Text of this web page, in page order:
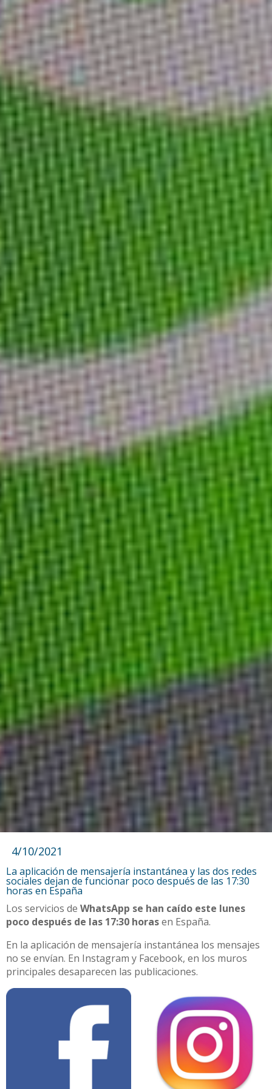
4/10/2021
La aplicación de mensajería instantánea y las dos redes
sociales dejan de funcionar poco después de las 17:30
horas en España
Los servicios de WhatsApp se han caído este lunes
poco después de las 17:30 horasen España.
En la aplicación de mensajería instantánea los mensajes
no se envían. En Instagram y Facebook, en los muros
principales desaparecen las publicaciones.